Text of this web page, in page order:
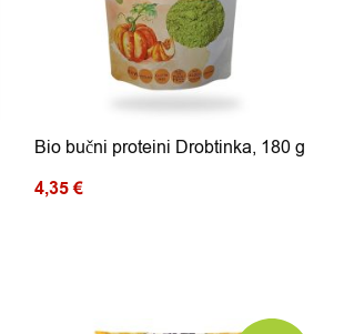
Bio bučni proteini Drobtinka, 180 g
4,35€